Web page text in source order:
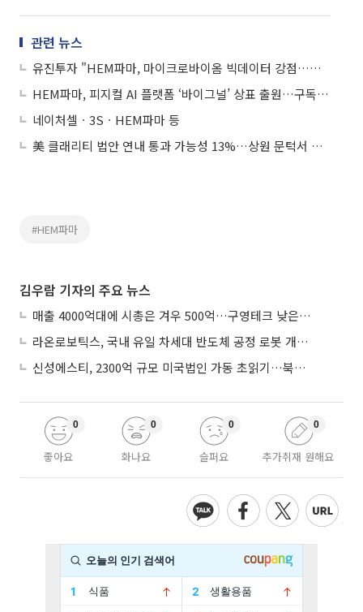
관련 뉴스
유진투자 "HEM파마, 마이크로바이옴 빅데이터 강점…수익화 타이밍 주목"
HEM파마, 피지컬 AI 플랫폼 ‘바이그널’ 상표 출원…구독 헬스케어 본격화
네이처셀ㆍ3SㆍHEM파마 등
美 클래리티 법안 연내 통과 가능성 13%…상원 문턱서 제동
#HEM파마
김우람 기자의 주요 뉴스
매출 4000억대에 시총은 겨우 500억…구영테크 낮은 몸값에 저가 승계 마무리
라온로보틱스, 국내 유일 차세대 반도체 공정 로봇 개발 ‘고객사 테스트 진행’
신성에스티, 2300억 규모 미국법인 가동 초읽기…북미 ESS 공략 본격화
좋아요
0
화나요
0
슬퍼요
0
추가취재 원해요
0